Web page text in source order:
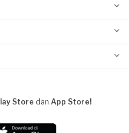
Store dan App Store!